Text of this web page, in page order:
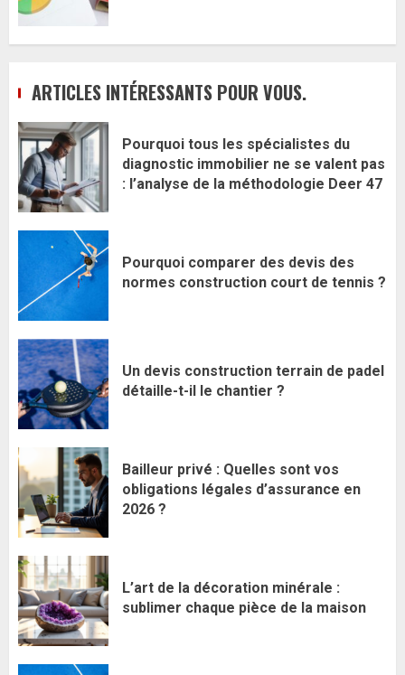
ARTICLES INTÉRESSANTS POUR VOUS.
Pourquoi tous les spécialistes du
diagnostic immobilier ne se valent pas
: l’analyse de la méthodologie Deer 47
Pourquoi comparer des devis des
normes construction court de tennis ?
Un devis construction terrain de padel
détaille-t-il le chantier ?
Bailleur privé : Quelles sont vos
obligations légales d’assurance en
2026 ?
L’art de la décoration minérale :
sublimer chaque pièce de la maison